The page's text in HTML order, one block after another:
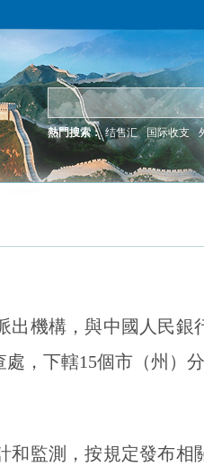
熱門搜索： 结售汇 国际收支
出機構，與中國人民銀
，下轄15個市（州）分
和監測，按規定發布相